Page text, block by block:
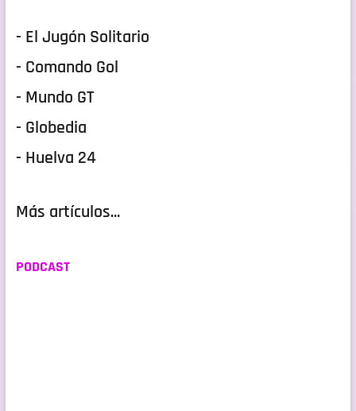
- El Jugón Solitario
- Comando Gol
- Mundo GT
- Globedia
- Huelva 24
Más artículos...
PODCAST